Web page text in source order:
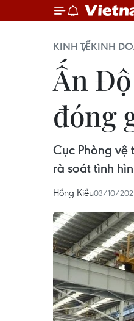
KINH TẾKINH
Ấn
đóng
Cục Phòng
rà soát tình
Hồng Kiều03/10/